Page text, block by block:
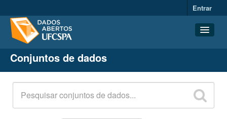
Entrar
Conjuntos de dados
Organizações
Grupos
Sobre
Conjuntos de dados